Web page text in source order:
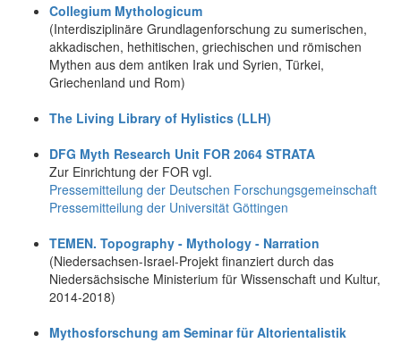
Collegium Mythologicum
(Interdisziplinäre Grundlagenforschung zu sumerischen,
akkadischen, hethitischen, griechischen und römischen
Mythen aus dem antiken Irak und Syrien, Türkei,
Griechenland und Rom)
The Living Library of Hylistics (LLH)
DFG Myth Research Unit FOR 2064 STRATA
Zur Einrichtung der FOR vgl.
Pressemitteilung der Deutschen Forschungsgemeinschaft
Pressemitteilung der Universität Göttingen
TEMEN. Topography - Mythology - Narration
(Niedersachsen-Israel-Projekt finanziert durch das
Niedersächsische Ministerium für Wissenschaft und Kultur,
2014-2018)
Mythosforschung am Seminar für Altorientalistik